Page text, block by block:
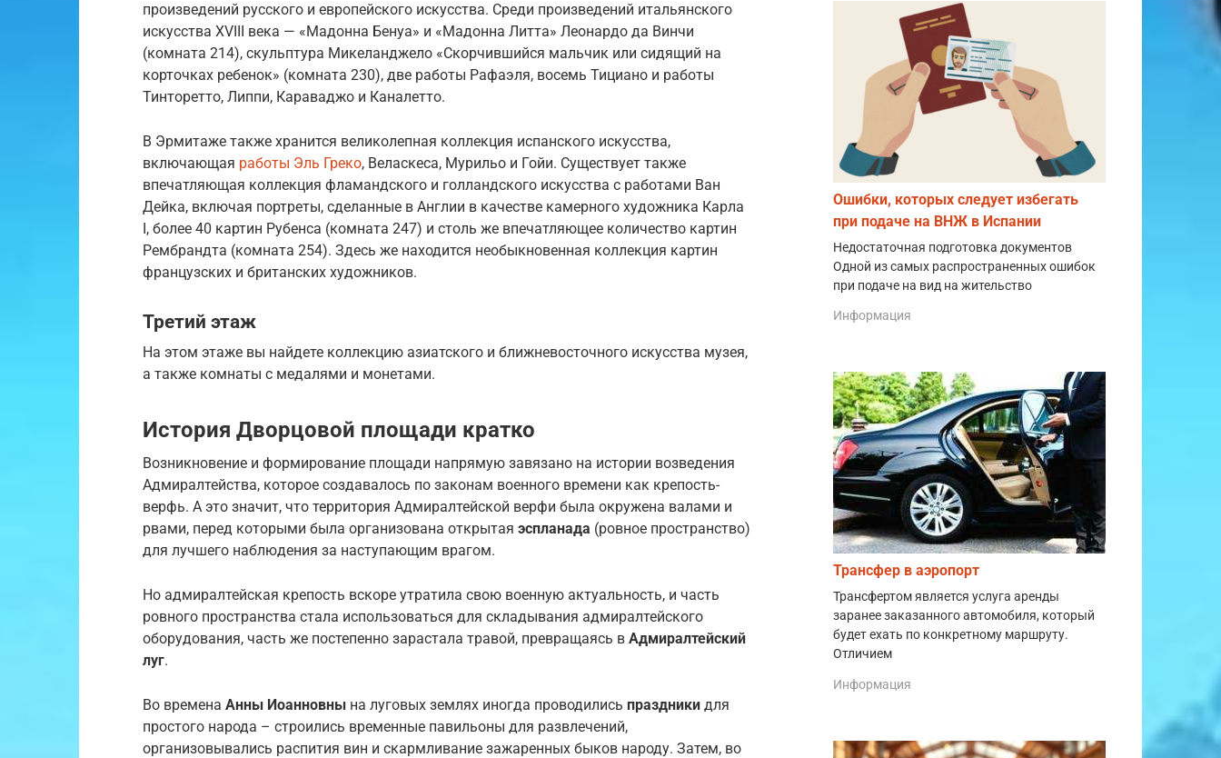
произведений русского и европейского искусства. Среди произведений итальянского
искусства XVIII века — «Мадонна Бенуа» и «Мадонна Литта» Леонардо да Винчи
(комната 214), скульптура Микеланджело «Скорчившийся мальчик или сидящий на
корточках ребенок» (комната 230), две работы Рафаэля, восемь Тициано и работы
Тинторетто, Липпи, Караваджо и Каналетто.
В Эрмитаже также хранится великолепная коллекция испанского искусства,
включающая работы Эль Греко, Веласкеса, Мурильо и Гойи. Существует также
впечатляющая коллекция фламандского и голландского искусства с работами Ван
Дейка, включая портреты, сделанные в Англии в качестве камерного художника Карла
I, более 40 картин Рубенса (комната 247) и столь же впечатляющее количество картин
Рембрандта (комната 254). Здесь же находится необыкновенная коллекция картин
французских и британских художников.
Третий этаж
На этом этаже вы найдете коллекцию азиатского и ближневосточного искусства музея,
а также комнаты с медалями и монетами.
История Дворцовой площади кратко
Возникновение и формирование площади напрямую завязано на истории возведения
Адмиралтейства, которое создавалось по законам военного времени как крепость-
верфь. А это значит, что территория Адмиралтейской верфи была окружена валами и
рвами, перед которыми была организована открытая эспланада (ровное пространство)
для лучшего наблюдения за наступающим врагом.
Но адмиралтейская крепость вскоре утратила свою военную актуальность, и часть
ровного пространства стала использоваться для складывания адмиралтейского
оборудования, часть же постепенно зарастала травой, превращаясь в Адмиралтейский
луг.
Во времена Анны Иоанновны на луговых землях иногда проводились праздники для
простого народа – строились временные павильоны для развлечений,
организовывались распития вин и скармливание зажаренных быков народу. Затем, во
Ошибки, которых следует избегать
при подаче на ВНЖ в Испании
Недостаточная подготовка документов
Одной из самых распространенных ошибок
при подаче на вид на жительство
Информация
Трансфер в аэропорт
Трансфертом является услуга аренды
заранее заказанного автомобиля, который
будет ехать по конкретному маршруту.
Отличием
Информация